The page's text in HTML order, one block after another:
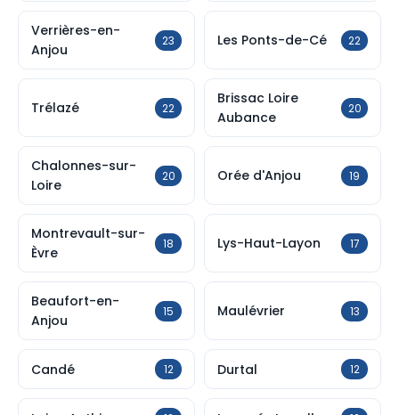
Verrières-en-
Anjou
23 Les Ponts-de-Cé 22
Trélazé 22
Brissac Loire
Aubance
20
Chalonnes-sur-
Loire
20 Orée d'Anjou 19
Montrevault-sur-
Èvre
18 Lys-Haut-Layon 17
Beaufort-en-
Anjou
15 Maulévrier 13
Candé 12 Durtal 12